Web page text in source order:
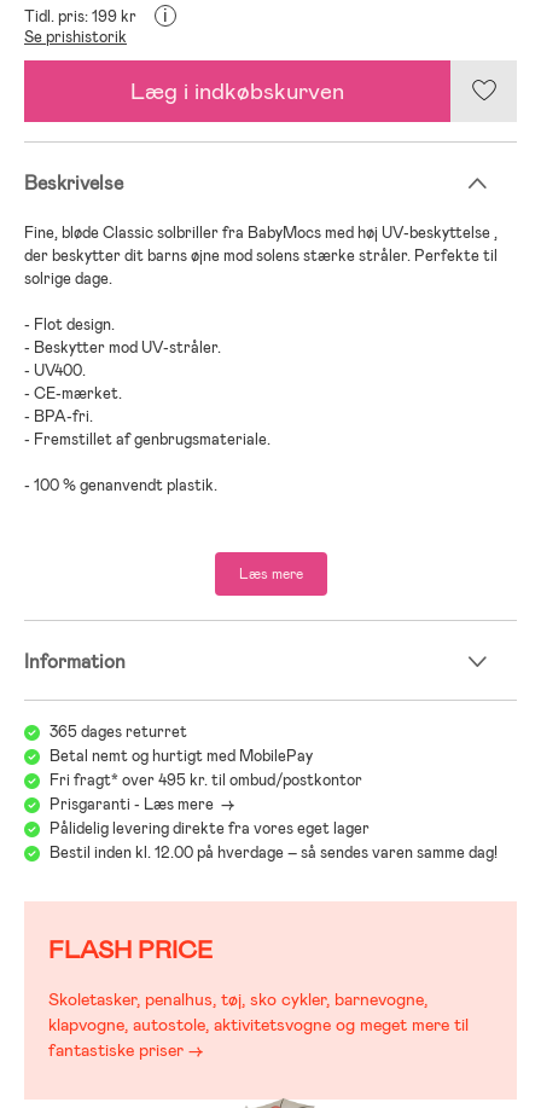
Tidl. pris: 199 kr
i
Se prishistorik
Læg i indkøbskurven
Beskrivelse
Fine, bløde Classic solbriller fra BabyMocs med høj UV-beskyttelse ,
der beskytter dit barns øjne mod solens stærke stråler. Perfekte til
solrige dage.
- Flot design.
- Beskytter mod UV-stråler.
- UV400.
- CE-mærket.
- BPA-fri.
- Fremstillet af genbrugsmateriale.
- 100 % genanvendt plastik.
Læs mere
Information
365 dages returret
Betal nemt og hurtigt med MobilePay
Fri fragt* over 495 kr. til ombud/postkontor
Prisgaranti - Læs mere ->
Pålidelig levering direkte fra vores eget lager
Bestil inden kl. 12.00 på hverdage – så sendes varen samme dag!
FLASH PRICE
Skoletasker, penalhus, tøj, sko cykler, barnevogne,
klapvogne, autostole, aktivitetsvogne og meget mere til
fantastiske priser →